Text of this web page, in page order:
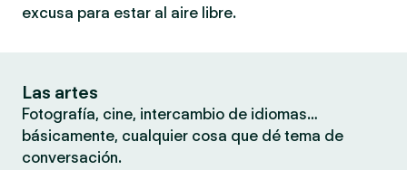
excusa para estar al aire libre.
Las artes
Fotografía, cine, intercambio de idiomas…
básicamente, cualquier cosa que dé tema de
conversación.